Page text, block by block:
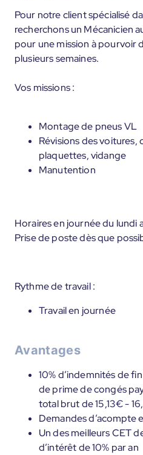
Pour notre client spécialisé
recherchons un Mécanicien
pour une mission à pourvoir
plusieurs semaines.
Vos missions :
Montage de pneus VL
Révisions des voitures,
plaquettes, vidange
Manutention
Horaires en journée du lundi
Prise de poste dès que
Rythme de travail :
Travail en journée
Avantages
10% d’indemnités de
de prime de congés
total brut de 15,13€ -
Demandes d’acompte
Un des meilleurs CET
d’intérêt de 10% par an